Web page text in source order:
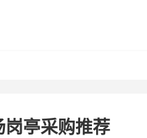
亭采购推荐